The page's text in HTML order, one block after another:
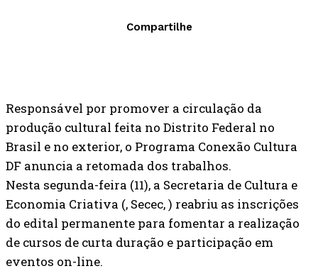
Compartilhe
Responsável por promover a circulação da
produção cultural feita no Distrito Federal no
Brasil e no exterior, o Programa Conexão Cultura
DF anuncia a retomada dos trabalhos.
Nesta segunda-feira (11), a Secretaria de Cultura e
Economia Criativa (, Secec, ) reabriu as inscrições
do edital permanente para fomentar a realização
de cursos de curta duração e participação em
eventos on-line.